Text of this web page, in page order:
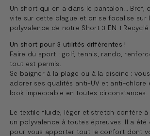
Un short qui en a dans le pantalon... Bref,
vite sur cette blague et on se focalise sur
polyvalence de notre Short 3 EN 1 Recyclé
Un short pour 3 utilités différentes !
Faire du sport : golf, tennis, rando,
tout est permis.
Se baigner à la plage ou à la piscine :
adorer ses qualités anti-UV et anti-chlore
look impeccable en toutes circonstances.
Le textile fluide, léger et stretch confère à
un polyvalence à toutes épreuves. Il a été
pour vous apporter tout le confort dont